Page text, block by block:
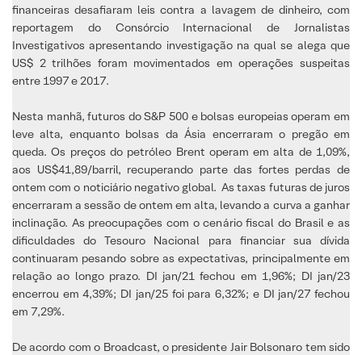
financeiras desafiaram leis contra a lavagem de dinheiro, com
reportagem do Consórcio Internacional de Jornalistas
Investigativos apresentando investigação na qual se alega que
US$ 2 trilhões foram movimentados em operações suspeitas
entre 1997 e 2017.
Nesta manhã, futuros do S&P 500 e bolsas europeias operam em
leve alta, enquanto bolsas da Ásia encerraram o pregão em
queda. Os preços do petróleo Brent operam em alta de 1,09%,
aos US$41,89/barril, recuperando parte das fortes perdas de
ontem com o noticiário negativo global. As taxas futuras de juros
encerraram a sessão de ontem em alta, levando a curva a ganhar
inclinação. As preocupações com o cenário fiscal do Brasil e as
dificuldades do Tesouro Nacional para financiar sua dívida
continuaram pesando sobre as expectativas, principalmente em
relação ao longo prazo. DI jan/21 fechou em 1,96%; DI jan/23
encerrou em 4,39%; DI jan/25 foi para 6,32%; e DI jan/27 fechou
em 7,29%.
De acordo com o Broadcast, o presidente Jair Bolsonaro tem sido